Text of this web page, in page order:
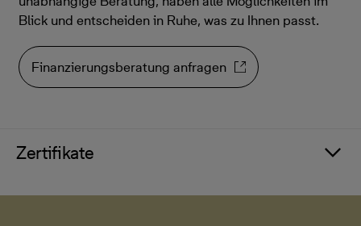
Blick und entscheiden in Ruhe, was zu Ihnen passt.
Finanzierungsberatung anfragen
Zertifikate